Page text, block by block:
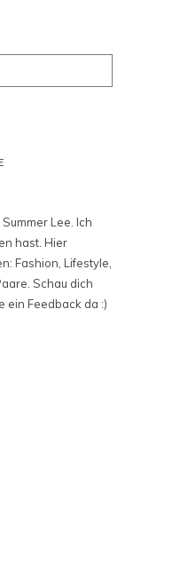
Lee. Ich
hast. Hier
Fashion, Lifestyle,
Schau dich
ein Feedback da :)